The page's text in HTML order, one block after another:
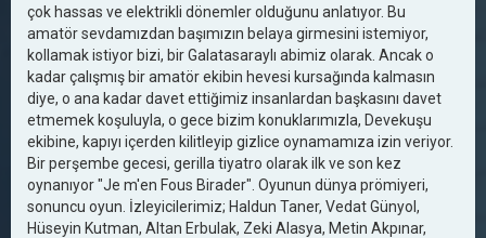
çok hassas ve elektrikli dönemler olduğunu anlatıyor. Bu
amatör sevdamızdan başımızın belaya girmesini istemiyor,
kollamak istiyor bizi, bir Galatasaraylı abimiz olarak. Ancak o
kadar çalışmış bir amatör ekibin hevesi kursağında kalmasın
diye, o ana kadar davet ettiğimiz insanlardan başkasını davet
etmemek koşuluyla, o gece bizim konuklarımızla, Devekuşu
ekibine, kapıyı içerden kilitleyip gizlice oynamamıza izin veriyor.
Bir perşembe gecesi, gerilla tiyatro olarak ilk ve son kez
oynanıyor "Je m'en Fous Birader". Oyunun dünya prömiyeri,
sonuncu oyun. İzleyicilerimiz; Haldun Taner, Vedat Günyol,
Hüseyin Kutman, Altan Erbulak, Zeki Alasya, Metin Akpınar,